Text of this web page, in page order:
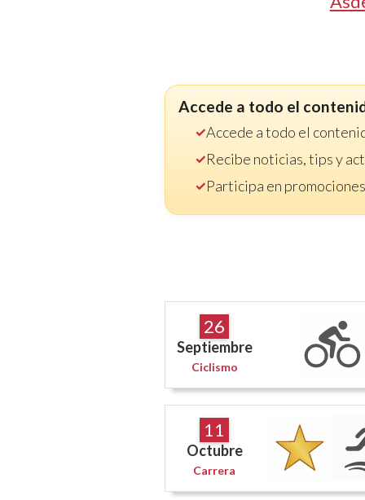
Accede a todo el
Accede a todo el
Recibe noticias, tips y
Participa en
26
Septiembre
Ciclismo
11
Octubre
Carrera